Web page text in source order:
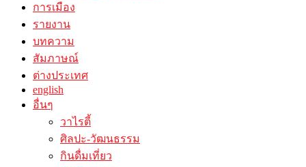
การเมือง
รายงาน
บทความ
สัมภาษณ์
ต่างประเทศ
english
อื่นๆ
วาไรตี้
ศิลปะ-วัฒนธรรม
กินดื่มเที่ยว